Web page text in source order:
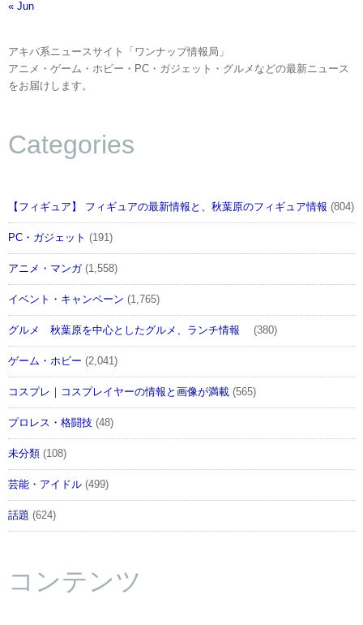
« Jun
アキバ系ニュースサイト「ワンナップ情報局」
アニメ・ゲーム・ホビー・PC・ガジェット・グルメなどの最新ニュース
をお届けします。
Categories
【フィギュア】 フィギュアの最新情報と、秋葉原のフィギュア情報 (804)
PC・ガジェット (191)
アニメ・マンガ(1,558)
イベント・キャンペーン (1,765)
グルメ 秋葉原を中心としたグルメ、ランチ情報 (380)
ゲーム・ホビー (2,041)
コスプレ｜コスプレイヤーの情報と画像が満載 (565)
プロレス・格闘技 (48)
未分類 (108)
芸能・アイドル (499)
話題 (624)
コンテンツ